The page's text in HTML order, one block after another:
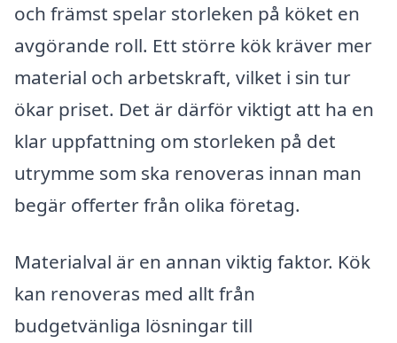
och främst spelar storleken på köket en
avgörande roll. Ett större kök kräver mer
material och arbetskraft, vilket i sin tur
ökar priset. Det är därför viktigt att ha en
klar uppfattning om storleken på det
utrymme som ska renoveras innan man
begär offerter från olika företag.
Materialval är en annan viktig faktor. Kök
kan renoveras med allt från
budgetvänliga lösningar till